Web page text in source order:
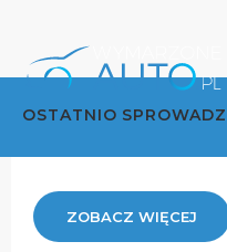
OSTATNIO
ZOBACZ WIĘCEJ